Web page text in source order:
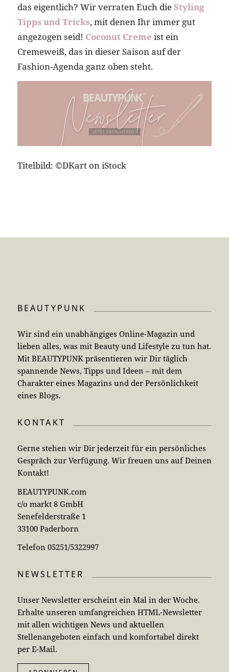
das eigentlich? Wir verraten Euch dieStyling
Tipps und Tricks, mit denen Ihr immer gut
angezogen seid! Coconut Creme ist ein
Cremeweiß, das in dieser Saison auf der
Fashion-Agenda ganz oben steht.
Titelbild: ©DKart on iStock
BEAUTYPUNK
Wir sind ein unabhängiges Online-Magazin und
lieben alles, was mit Beauty und Lifestyle zu tun hat.
Mit BEAUTYPUNK präsentieren wir Dir täglich
spannende News, Tipps und Ideen – mit dem
Charakter eines Magazins und der Persönlichkeit
eines Blogs.
KONTAKT
Gerne stehen wir Dir jederzeit für ein persönliches
Gespräch zur Verfügung. Wir freuen uns auf Deinen
Kontakt!
BEAUTYPUNK.com
c/o markt 8 GmbH
Senefelderstraße 1
33100 Paderborn
Telefon 05251/5322997
NEWSLETTER
Unser Newsletter erscheint ein Mal in der Woche.
Erhalte unseren umfangreichen HTML-Newsletter
mit allen wichtigen News und aktuellen
Stellenangeboten einfach und komfortabel direkt
per E-Mail.